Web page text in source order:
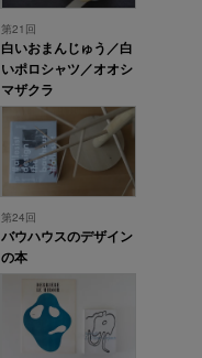
第21回
白いおまんじゅう／白
いポロシャツ／オオシ
マザクラ
第24回
バウハウスのデザイン
の本